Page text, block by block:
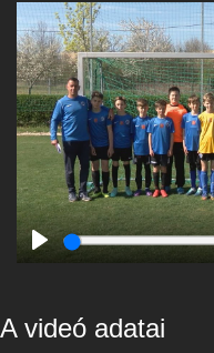
Play
A videó adatai